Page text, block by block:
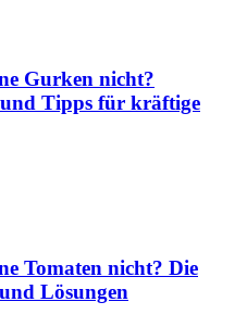
Gurken nicht?
Tipps für kräftige
Tomaten nicht? Die
Lösungen